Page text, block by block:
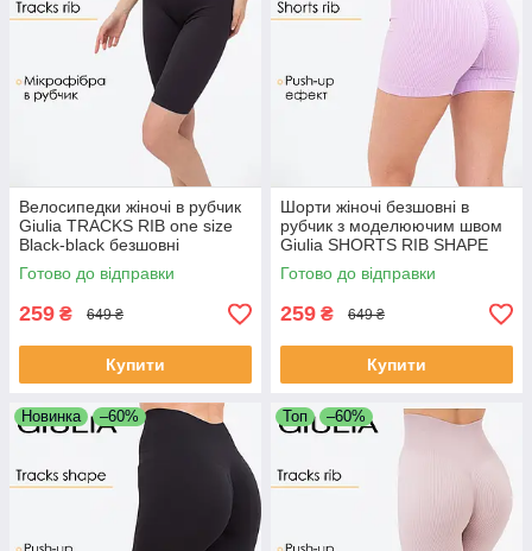
Велосипедки жіночі в рубчик
Giulia TRACKS RIB one size
Black-black безшовні
спортивні шорти для фітнесу
Готово до відправки
259 ₴ 649 ₴
Купити
Шорти жіночі безшовні в
рубчик з моделюючим швом
Giulia SHORTS RIB SHAPE
L/XL Violet-orchid bloom
спортивні обтягуючі шорти
Готово до відправки
259 ₴ 649 ₴
Купити
Новинка –60% Топ –60%